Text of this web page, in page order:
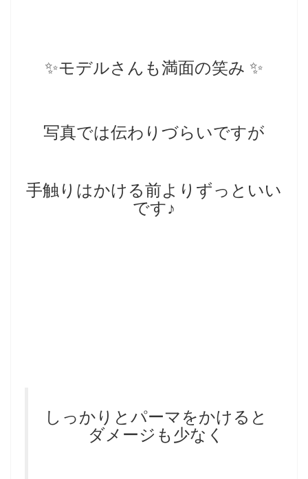
✨モデルさんも満面の笑み ✨
写真では伝わりづらいですが
手触りはかける前よりずっといい
です♪
しっかりとパーマをかけると
ダメージも少なく